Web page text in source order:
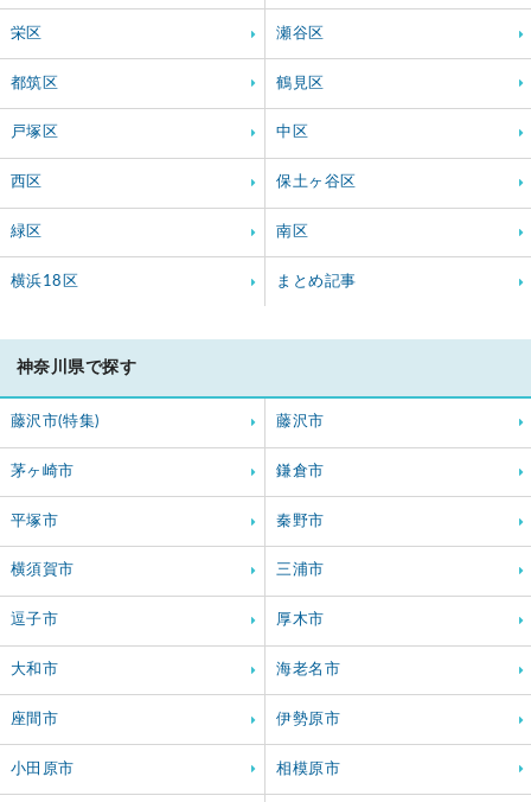
栄区 瀬谷区
都筑区 鶴見区
戸塚区 中区
西区 保土ヶ谷区
緑区 南区
横浜18区 まとめ記事
神奈川県で探す
藤沢市(特集) 藤沢市
茅ヶ崎市 鎌倉市
平塚市 秦野市
横須賀市 三浦市
逗子市 厚木市
大和市 海老名市
座間市 伊勢原市
小田原市 相模原市